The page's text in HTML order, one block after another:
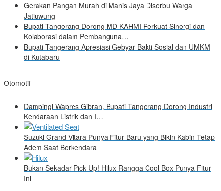
Gerakan Pangan Murah di Manis Jaya Diserbu Warga
Jatiuwung
Bupati Tangerang Dorong MD KAHMI Perkuat Sinergi dan
Kolaborasi dalam Pembanguna…
Bupati Tangerang Apresiasi Gebyar Bakti Sosial dan UMKM
di Kutabaru
Otomotif
Dampingi Wapres Gibran, Bupati Tangerang Dorong Industri
Kendaraan Listrik dan I…
Suzuki Grand Vitara Punya Fitur Baru yang Bikin Kabin Tetap
Adem Saat Berkendara
Bukan Sekadar Pick-Up! Hilux Rangga Cool Box Punya Fitur
Ini